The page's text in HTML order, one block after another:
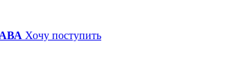
Хочу поступить